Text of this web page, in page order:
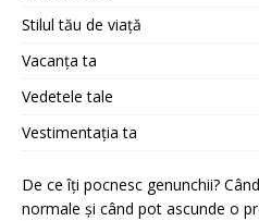
Stilul tău de viață
Vacanța ta
Vedetele tale
Vestimentația ta
De ce îți pocnesc genunchii?
normale și când pot ascunde o